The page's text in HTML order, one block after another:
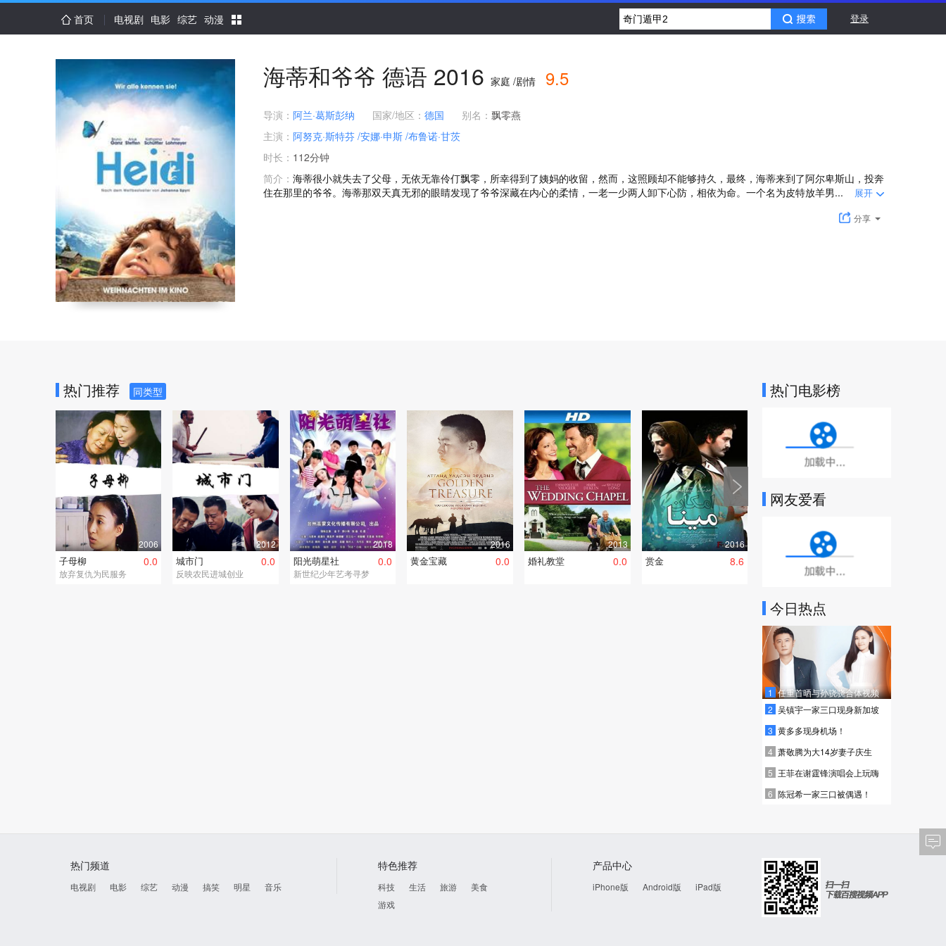
首页 电视剧 电影 综艺 动漫 登录
海蒂和爷爷 德语 2016 家庭 /剧情 9.5
导演： 阿兰·葛斯彭纳 国家/地区： 德国 别名： 飘零燕
主演： 阿努克·斯特芬 /安娜·申斯 /布鲁诺·甘茨
时长： 112分钟
简介： 海蒂很小就失去了父母，无依无靠伶仃飘零，所幸得到了姨妈的收留，然而，这照顾却不能够持久，最终，海蒂来到了阿尔卑斯山，投奔
住在那里的爷爷。海蒂那双天真无邪的眼睛发现了爷爷深藏在内心的柔情，一老一少两人卸下心防，相依为命。一个名为皮特放羊男...
展开
分享
热门推荐 同类型
2006
子母柳 0.0
放弃复仇为民服务
2012
城市门 0.0
反映农民进城创业
2018
阳光萌星社 0.0
新世纪少年艺考寻梦
2016
黄金宝藏 0.0
2013
婚礼教堂 0.0
2016
赏金 8.6
热门电影榜
网友爱看
今日热点
1 任重首晒与孙骁骁合体视频
2 吴镇宇一家三口现身新加坡
3 黄多多现身机场！
4 萧敬腾为大14岁妻子庆生
5 王菲在谢霆锋演唱会上玩嗨
6 陈冠希一家三口被偶遇！
热门频道
电视剧 电影 综艺 动漫 搞笑 明星 音乐
特色推荐
科技 生活 旅游
美食
游戏
产品中心
iPhone版 Android版 iPad版